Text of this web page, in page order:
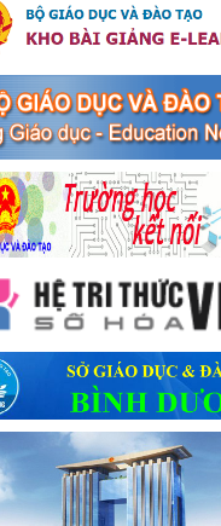
năm 2024 tại các cơ
công tác tuyên truyền,
2024 tại các cơ sở giáo
03/2024
Chỉ thị số 16/CT-TTg
phủ về tăng cường
phạm pháp luật liên
và đánh bạc
Chỉ thị số 16/CT-TTg ngày
về tăng cường phòng
luật liên quan đến hoạt
03/2024
Hội trại truyền thống
năm học 2023-2024
Hội trại truyền thống học
học 2023-2024